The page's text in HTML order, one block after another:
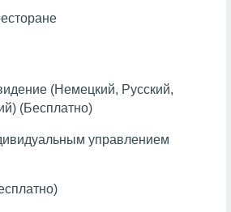
(Немецкий, Русский,
(Бесплатно)
управлением